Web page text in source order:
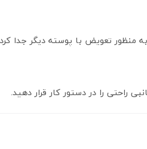
منظور تعویض با پوسته دیگر جدا
راحتی را در دستور کار قرار دهید.